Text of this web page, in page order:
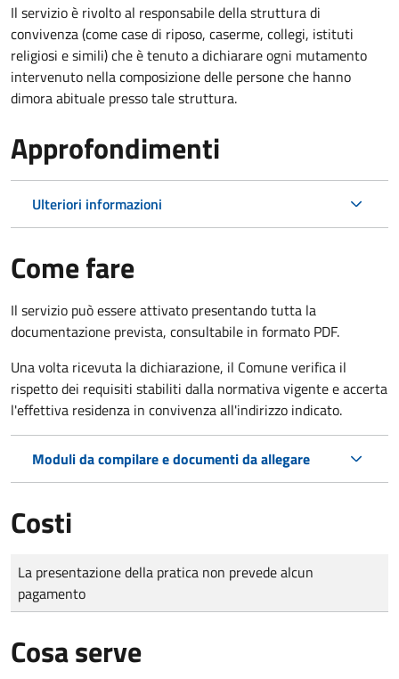
Il servizio è rivolto al responsabile della struttura di
convivenza (come case di riposo, caserme, collegi, istituti
religiosi e simili) che è tenuto a dichiarare ogni mutamento
intervenuto nella composizione delle persone che hanno
dimora abituale presso tale struttura.
Approfondimenti
Ulteriori informazioni
Come fare
Il servizio può essere attivato presentando tutta la
documentazione prevista, consultabile in formato PDF.
Una volta ricevuta la dichiarazione, il Comune verifica il
rispetto dei requisiti stabiliti dalla normativa vigente e accerta
l'effettiva residenza in convivenza all'indirizzo indicato.
Moduli da compilare e documenti da allegare
Costi
Tipo di pagamento
Importo
La presentazione della pratica non prevede alcun
pagamento
Cosa serve